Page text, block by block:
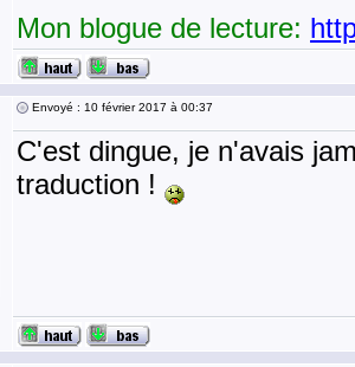
Mon blogue de lecture:
Envoyé : 10 février 2017 à 00:37
C'est dingue, je n'avais
traduction !